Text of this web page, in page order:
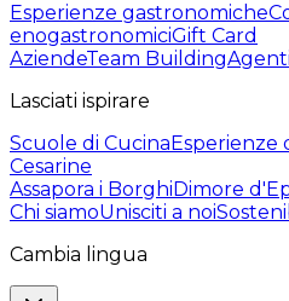
Esperienze gastronomiche
enogastronomiciGift Card
AziendeTeam Building
Lasciati ispirare
Scuole di CucinaEsperienze
Cesarine
Assapora i BorghiDimore
Chi siamoUnisciti a noi
Cambia lingua